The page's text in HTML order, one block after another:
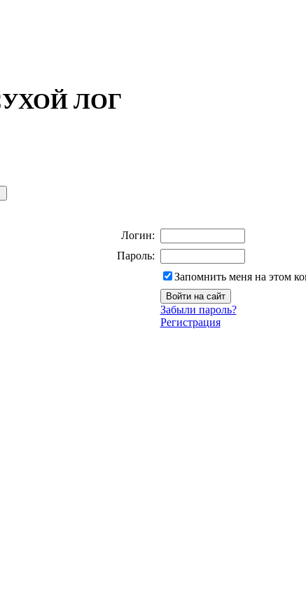
ЛОГ
Логин:
Пароль:
Запомнить меня на этом
Забыли пароль?
Регистрация